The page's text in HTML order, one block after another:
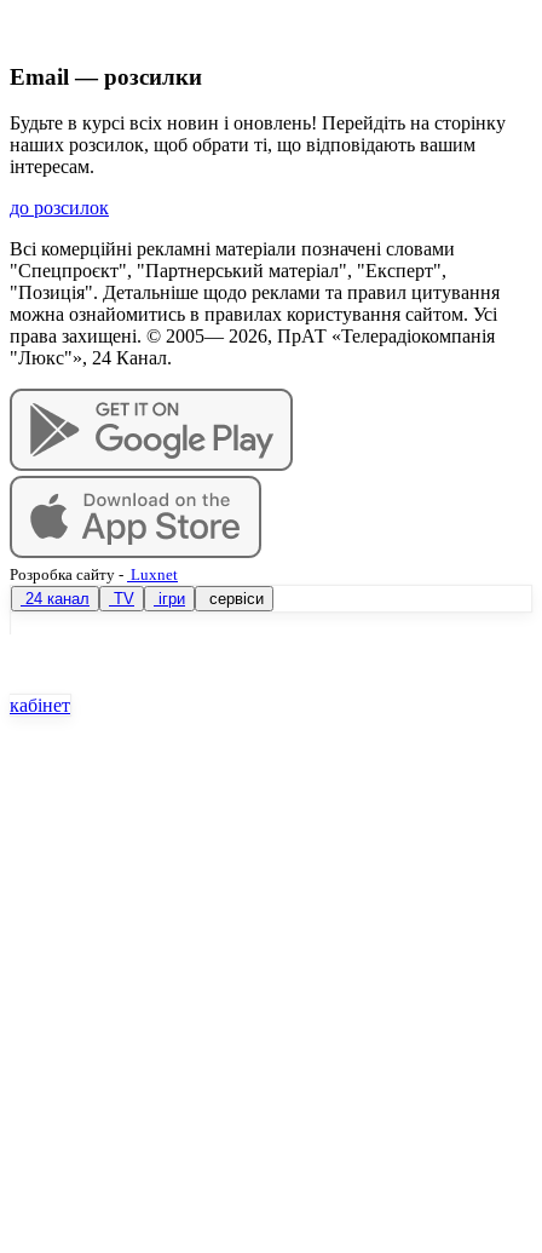
Email — розсилки
Будьте в курсі всіх новин і оновлень! Перейдіть на сторінку
наших розсилок, щоб обрати ті, що відповідають вашим
інтересам.
до розсилок
Всі комерційні рекламні матеріали позначені словами
"Спецпроєкт", "Партнерський матеріал", "Експерт",
"Позиція". Детальніше щодо реклами та правил цитування
можна ознайомитись в правилах користування сайтом. Усі
права захищені. © 2005— 2026, ПрАТ «Телерадіокомпанія
"Люкс"», 24 Канал.
Розробка сайту - Luxnet
24 канал
TV ігри сервіси
кабінет